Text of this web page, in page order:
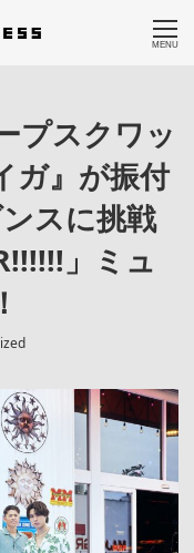
MENU
プスクワッ
ガ』が振付
スに挑戦
」ミュ